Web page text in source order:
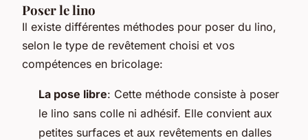
Poser le lino
Il existe différentes méthodes pour poser du lino,
selon le type de revêtement choisi et vos
compétences en bricolage:
La pose libre: Cette méthode consiste à poser
le lino sans colle ni adhésif. Elle convient aux
petites surfaces et aux revêtements en dalles